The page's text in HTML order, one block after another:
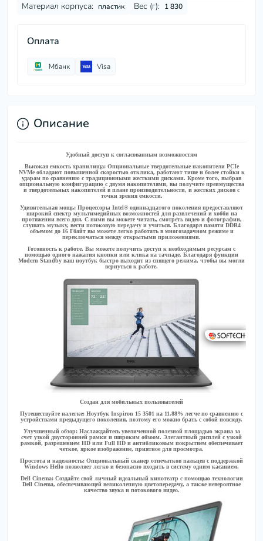
Материал корпуса: пластик Вес (г): 1 830
Оплата
Мбанк Visa
Описание
Удобный доступ к согласованным возможностям
Высокая емкость хранилища:Опциональные твердотельные накопители PCIe
NVMe обладают повышенной скоростью отклика, работают тише и более стойки к
ударам по сравнению с традиционными жесткими дисками. Кроме того, выбрав
опциональную конфигурацию с двумя накопителями, вы получите преимущества
и твердотельных накопителей в плане производительности, и жестких дисков с
точки зрения емкости.
Удивительная мощь: Процессоры Intel® одиннадцатого поколения предоставляют
широкий спектр мультимедийных возможностей для развлечений и хобби на
протяжении всего дня. С ними вы можете читать, смотреть видео и фотографии,
слушать музыку, вести потоковую передачу и учиться. Благодаря памяти DDR4
объемом до 16 Гбайт вы можете легко работать в многозадачном режиме и
переключаться между открытыми приложениями.
Готовность к работе. Вы можете получить доступ к необходимым ресурсам с
помощью одного нажатия кнопки или клика на тачпаде. Благодаря функции
Modern Standby ваш ноутбук быстро выходит из спящего режима, чтобы вы могли
вернуться к работе.
Создан для мобильных пользователей
Путешествуйте налегке: Ноутбук Inspiron 15 3501 на 11.88% легче по сравнению с
устройствами предыдущего поколения, поэтому его можно брать с собой повсюду.
Улучшенный обзор:Наслаждайтесь увеличенной полезной площадью экрана за
счет узкой двусторонней рамки и широким обзоом. Элегантный дисплей с узкой
рамкой, разрешением HD или Full HD и антибликовым покрытием обеспечивает
четкое, яркое изображение, приятное для просмотра.
Простота и надежность: Опциональный сканер отпечатков пальцев с поддержкой
Windows Hello позволяет легко и безопасно входить в систему одним касанием.
Dell Cinema: Создайте свой личный идеальный кинотеатр с помощью технологии
Dell Cinema, обеспечивающей великолепную цветопередачу, а также невероятное
качество звука и потокового видео.